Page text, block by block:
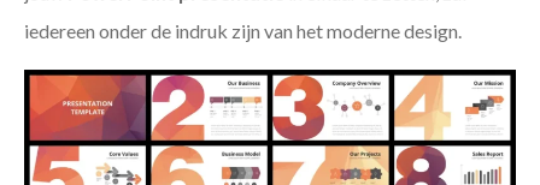
iedereen onder de indruk zijn van het moderne design.